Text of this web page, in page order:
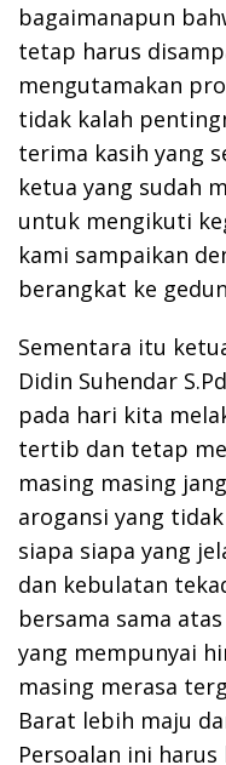
bagaimanapun
tetap harus
mengutamakan
tidak kalah
terima kasih yang
ketua yang sudah
untuk mengikuti
kami sampaikan
berangkat ke
Sementara itu
Didin Suhendar
pada hari kita
tertib dan tetap
masing masing
arogansi yang
siapa siapa yang
dan kebulatan
bersama sama
yang mempunyai
masing merasa
Barat lebih maju
Persoalan ini